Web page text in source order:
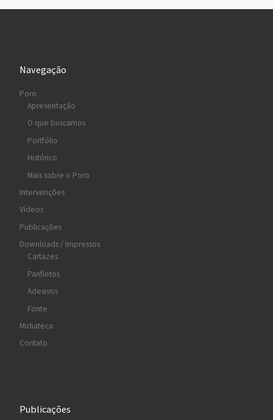
Navegação
Poro
Apresentação
O que buscamos
Portfólio
Histórico
Mais sobre o Poro
Intervenções
Vídeos
Publicações
Downloads / Impressos
Cartazes
Panfletos
Adesivos
Fonte
Midiateca
Contato
Publicações